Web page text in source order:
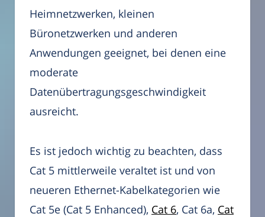
Heimnetzwerken, kleinen
Büronetzwerken und anderen
Anwendungen geeignet, bei denen eine
moderate
Datenübertragungsgeschwindigkeit
ausreicht.
Es ist jedoch wichtig zu beachten, dass
Cat 5 mittlerweile veraltet ist und von
neueren Ethernet-Kabelkategorien wie
Cat 5e (Cat 5 Enhanced), Cat 6, Cat 6a, Cat